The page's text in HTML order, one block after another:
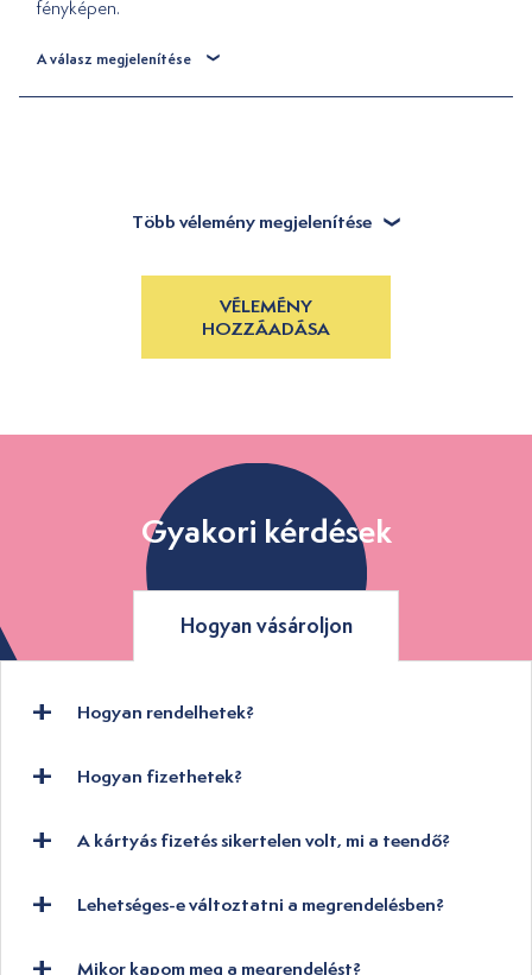
fényképen.
A válasz megjelenítése
Több vélemény megjelenítése
VÉLEMÉNY
HOZZÁADÁSA
Gyakori kérdések
Hogyan vásároljon
Hogyan rendelhetek?
Hogyan fizethetek?
A kártyás fizetés sikertelen volt, mi a teendő?
Lehetséges-e változtatni a megrendelésben?
Mikor kapom meg a megrendelést?